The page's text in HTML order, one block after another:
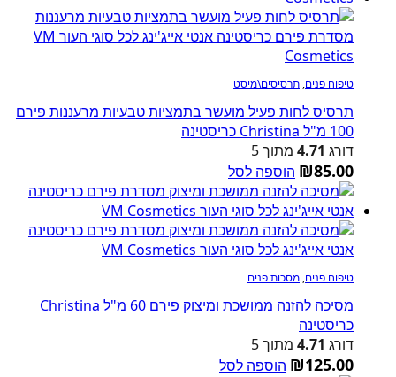
טיפוח פנים, תרסיסים\מיסט
תרסיס לחות פעיל מועשר בתמציות טבעיות מרעננות פירם
100 מ"ל Christina כריסטינה
דורג 4.71 מתוך 5
₪85.00 הוספה לסל
טיפוח פנים, מסכות פנים
מסיכה להזנה ממושכת ומיצוק פירם 60 מ"ל Christina
כריסטינה
דורג 4.71 מתוך 5
₪125.00 הוספה לסל